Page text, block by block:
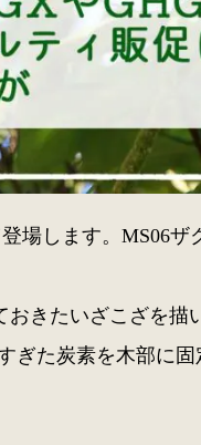
場します。MS06
きたいざこざを描
ぎた炭素を木部に固